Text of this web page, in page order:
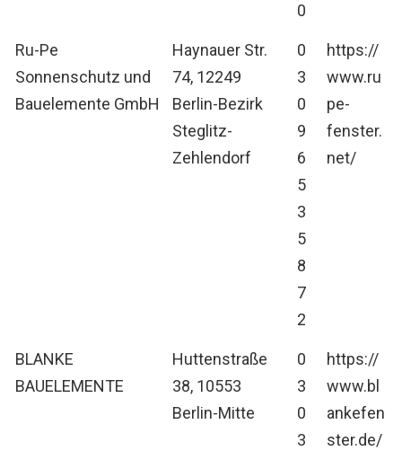
0
Ru-Pe
Sonnenschutz und
Bauelemente GmbH
Haynauer Str.
74, 12249
Berlin-Bezirk
Steglitz-
Zehlendorf
0
3
0
9
6
5
3
5
8
7
2
https://
www.ru
pe-
fenster.
net/
BLANKE
BAUELEMENTE
Huttenstraße
38, 10553
Berlin-Mitte
0
3
0
3
https://
www.bl
ankefen
ster.de/